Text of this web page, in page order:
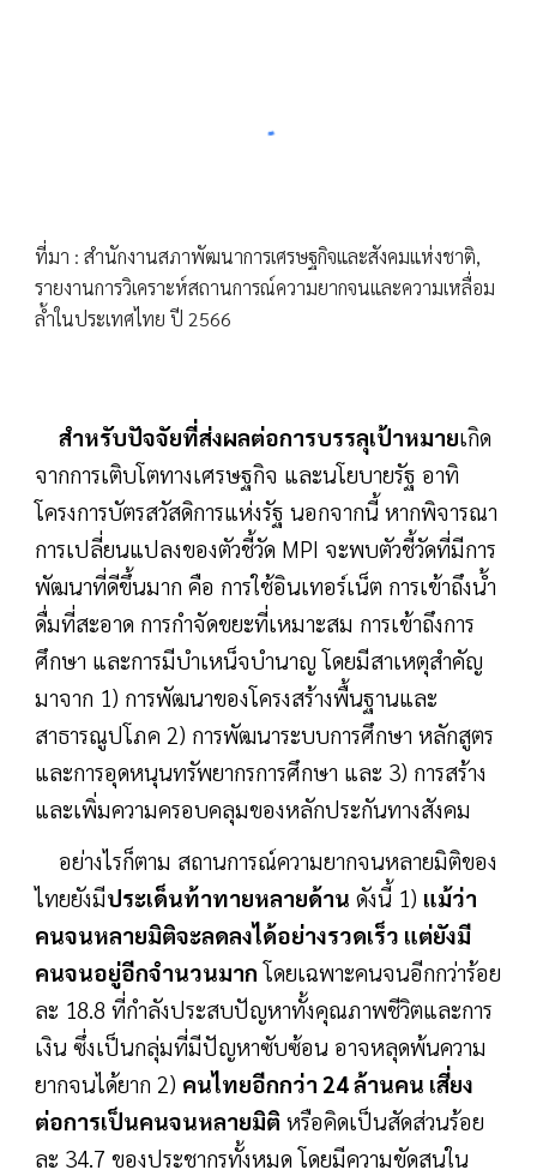
ที่มา : สำนักงานสภาพัฒนาการเศรษฐกิจและสังคมแห่งชาติ,
รายงานการวิเคราะห์สถานการณ์ความยากจนและความเหลื่อม
ล้ำในประเทศไทย ปี 2566
สำหรับปัจจัยที่ส่งผลต่อการบรรลุเป้าหมายเกิด
จากการเติบโตทางเศรษฐกิจ และนโยบายรัฐ อาทิ
โครงการบัตรสวัสดิการแห่งรัฐ นอกจากนี้ หากพิจารณา
การเปลี่ยนแปลงของตัวชี้วัด MPI จะพบตัวชี้วัดที่มีการ
พัฒนาที่ดีขึ้นมาก คือ การใช้อินเทอร์เน็ต การเข้าถึงน้ำ
ดื่มที่สะอาด การกำจัดขยะที่เหมาะสม การเข้าถึงการ
ศึกษา และการมีบำเหน็จบำนาญ โดยมีสาเหตุสำคัญ
มาจาก 1) การพัฒนาของโครงสร้างพื้นฐานและ
สาธารณูปโภค 2) การพัฒนาระบบการศึกษา หลักสูตร
และการอุดหนุนทรัพยากรการศึกษา และ 3) การสร้าง
และเพิ่มความครอบคลุมของหลักประกันทางสังคม
อย่างไรก็ตาม สถานการณ์ความยากจนหลายมิติของ
ไทยยังมีประเด็นท้าทายหลายด้าน ดังนี้ 1) แม้ว่า
คนจนหลายมิติจะลดลงได้อย่างรวดเร็ว แต่ยังมี
คนจนอยู่อีกจำนวนมาก โดยเฉพาะคนจนอีกกว่าร้อย
ละ 18.8 ที่กำลังประสบปัญหาทั้งคุณภาพชีวิตและการ
เงิน ซึ่งเป็นกลุ่มที่มีปัญหาซับซ้อน อาจหลุดพ้นความ
ยากจนได้ยาก 2) คนไทยอีกกว่า 24 ล้านคน เสี่ยง
ต่อการเป็นคนจนหลายมิติ หรือคิดเป็นสัดส่วนร้อย
ละ 34.7 ของประชากรทั้งหมด โดยมีความขัดสนใน